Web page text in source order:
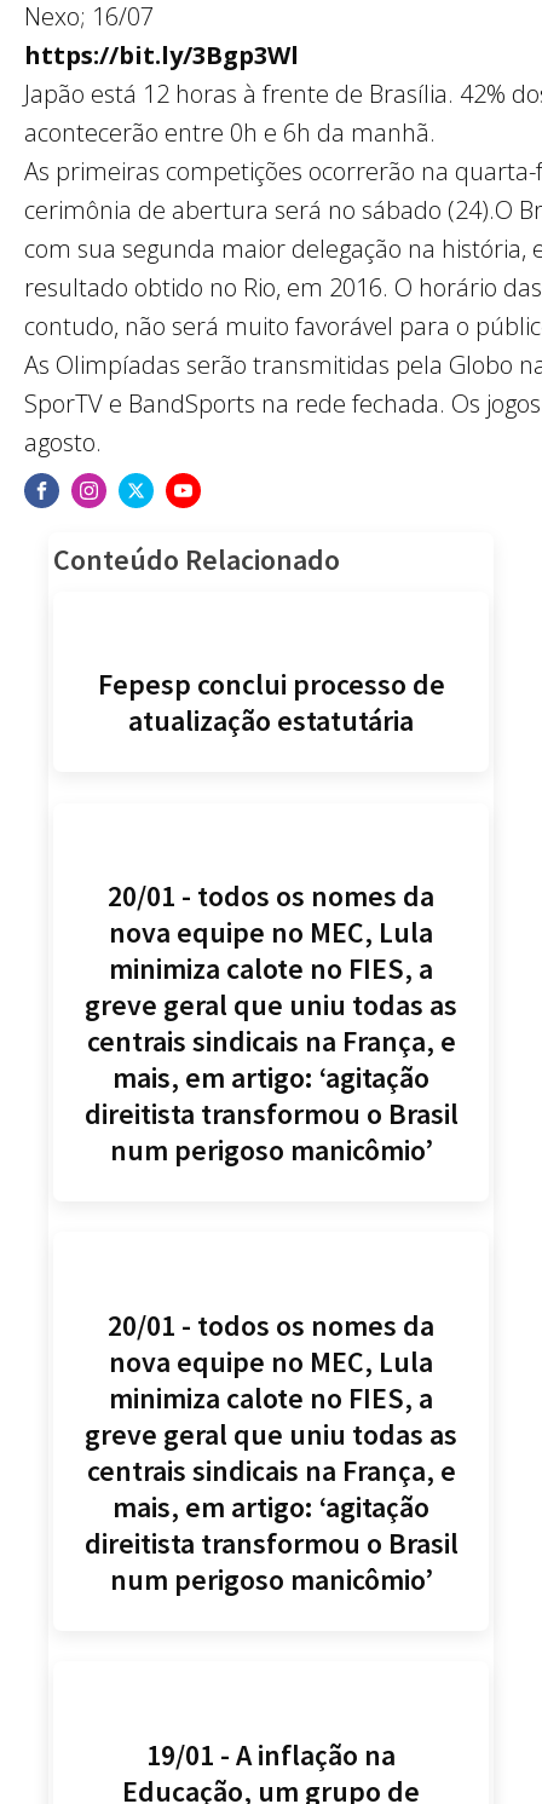
Nexo; 16/07
https://bit.ly/3Bgp3Wl
Japão está 12 horas à frente de Brasília. 42%
acontecerão entre 0h e 6h da manhã.
As primeiras competições ocorrerão na quarta-
cerimônia de abertura será no sábado (24).O
com sua segunda maior delegação na
resultado obtido no Rio, em 2016. O horário
contudo, não será muito favorável para o
As Olimpíadas serão transmitidas pela Globo
SporTV e BandSports na rede fechada. Os
agosto.
Conteúdo Relacionado
Fepesp conclui processo de
atualização estatutária
20/01 - todos os nomes da
nova equipe no MEC, Lula
minimiza calote no FIES, a
greve geral que uniu todas as
centrais sindicais na França, e
mais, em artigo: ‘agitação
direitista transformou o Brasil
num perigoso manicômio’
20/01 - todos os nomes da
nova equipe no MEC, Lula
minimiza calote no FIES, a
greve geral que uniu todas as
centrais sindicais na França, e
mais, em artigo: ‘agitação
direitista transformou o Brasil
num perigoso manicômio’
19/01 - A inflação na
Educação, um grupo de